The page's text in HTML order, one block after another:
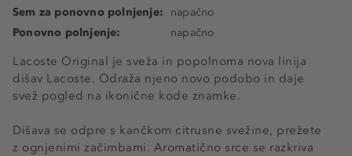
Lacoste Original je sveža in popolnoma nova linija
dišav Lacoste. Odraža njeno novo podobo in daje
svež pogled na ikonične kode znamke.
Dišava se odpre s kančkom citrusne svežine, prežete
z ognjenimi začimbami. Aromatično srce se razkriva
Sem za ponovno polnjenje:
napačno
Ponovno polnjenje:
napačno